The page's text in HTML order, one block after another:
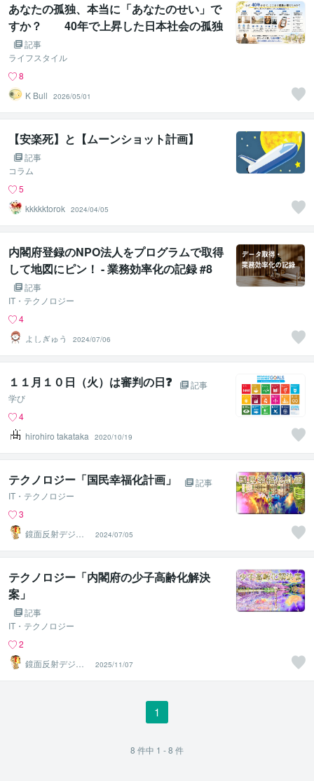
あなたの孤独、本当に「あなたのせい」で
すか？ 40年で上昇した日本社会の孤独
を、ひとりで背負っていた話
記事
ライフスタイル
8
K Bull
2026/05/01
【安楽死】と【ムーンショット計画】
記事
コラム
5
kkkkktorok 2024/04/05
内閣府登録のNPO法人をプログラムで取得
して地図にピン！ - 業務効率化の記録 #8
記事
IT・テクノロジー
4
よしぎゅう
2024/07/06
１１月１０日（火）は審判の日❓
記事
学び
4
hirohiro takataka
2020/10/19
テクノロジー「国民幸福化計画」
記事
IT・テクノロジー
3
鏡面反射デジタ
ルアート製作所
（鈴木穣）
2024/07/05
テクノロジー「内閣府の少子高齢化解決
案」
記事
IT・テクノロジー
2
鏡面反射デジタ
ルアート製作所
（鈴木穣）
2025/11/07
1
8 件中 1 - 8 件